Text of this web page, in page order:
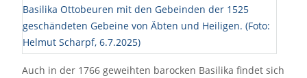
Auch in der 1766 geweihten barocken Basilika findet sich